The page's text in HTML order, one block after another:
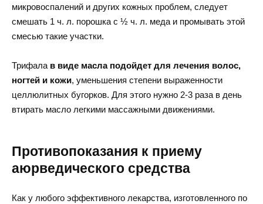
микровоспалений и других кожных проблем, следует
смешать 1 ч. л. порошка с ½ ч. л. меда и промывать этой
смесью такие участки.
Трифала в виде масла подойдет для лечения волос,
ногтей и кожи, уменьшения степени выраженности
целлюлитных бугорков. Для этого нужно 2-3 раза в день
втирать масло легкими массажными движениями.
Противопоказания к приему
аюрведического средства
Как у любого эффективного лекарства, изготовленного по